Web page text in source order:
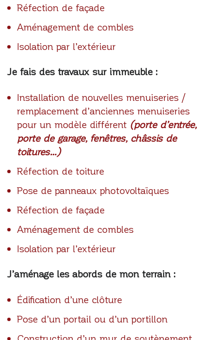
Réfection de façade
Aménagement de combles
Isolation par l’extérieur
Je fais des travaux sur immeuble :
Installation de nouvelles menuiseries /
remplacement d’anciennes menuiseries
pour un modèle différent (porte d’entrée,
porte de garage, fenêtres, châssis de
toitures…)
Réfection de toiture
Pose de panneaux photovoltaïques
Réfection de façade
Aménagement de combles
Isolation par l’extérieur
J’aménage les abords de mon terrain :
Édification d’une clôture
Pose d’un portail ou d’un portillon